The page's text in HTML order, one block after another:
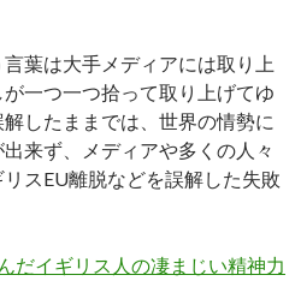
葉は大手メディアには取り上
一つ一つ拾って取り上げてゆ
したままでは、世界の情勢に
来ず、メディアや多くの人々
スEU離脱などを誤解した失敗
だイギリス人の凄まじい精神力